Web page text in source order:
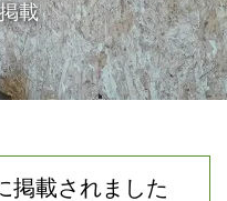
載
掲載されました